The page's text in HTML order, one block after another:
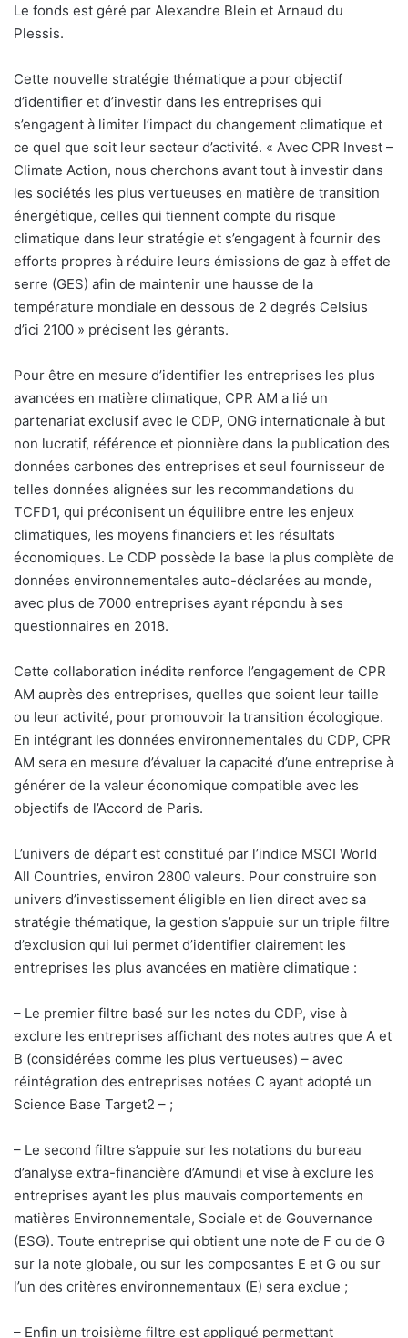
Le fonds est géré par Alexandre Blein et Arnaud du
Plessis.
Cette nouvelle stratégie thématique a pour objectif
d’identifier et d’investir dans les entreprises qui
s’engagent à limiter l’impact du changement climatique et
ce quel que soit leur secteur d’activité. « Avec CPR Invest –
Climate Action, nous cherchons avant tout à investir dans
les sociétés les plus vertueuses en matière de transition
énergétique, celles qui tiennent compte du risque
climatique dans leur stratégie et s’engagent à fournir des
efforts propres à réduire leurs émissions de gaz à effet de
serre (GES) afin de maintenir une hausse de la
température mondiale en dessous de 2 degrés Celsius
d’ici 2100 » précisent les gérants.
Pour être en mesure d’identifier les entreprises les plus
avancées en matière climatique, CPR AM a lié un
partenariat exclusif avec le CDP, ONG internationale à but
non lucratif, référence et pionnière dans la publication des
données carbones des entreprises et seul fournisseur de
telles données alignées sur les recommandations du
TCFD1, qui préconisent un équilibre entre les enjeux
climatiques, les moyens financiers et les résultats
économiques. Le CDP possède la base la plus complète de
données environnementales auto-déclarées au monde,
avec plus de 7000 entreprises ayant répondu à ses
questionnaires en 2018.
Cette collaboration inédite renforce l’engagement de CPR
AM auprès des entreprises, quelles que soient leur taille
ou leur activité, pour promouvoir la transition écologique.
En intégrant les données environnementales du CDP, CPR
AM sera en mesure d’évaluer la capacité d’une entreprise à
générer de la valeur économique compatible avec les
objectifs de l’Accord de Paris.
L’univers de départ est constitué par l’indice MSCI World
All Countries, environ 2800 valeurs. Pour construire son
univers d’investissement éligible en lien direct avec sa
stratégie thématique, la gestion s’appuie sur un triple filtre
d’exclusion qui lui permet d’identifier clairement les
entreprises les plus avancées en matière climatique :
– Le premier filtre basé sur les notes du CDP, vise à
exclure les entreprises affichant des notes autres que A et
B (considérées comme les plus vertueuses) – avec
réintégration des entreprises notées C ayant adopté un
Science Base Target2 – ;
– Le second filtre s’appuie sur les notations du bureau
d’analyse extra-financière d’Amundi et vise à exclure les
entreprises ayant les plus mauvais comportements en
matières Environnementale, Sociale et de Gouvernance
(ESG). Toute entreprise qui obtient une note de F ou de G
sur la note globale, ou sur les composantes E et G ou sur
l’un des critères environnementaux (E) sera exclue ;
– Enfin un troisième filtre est appliqué permettant